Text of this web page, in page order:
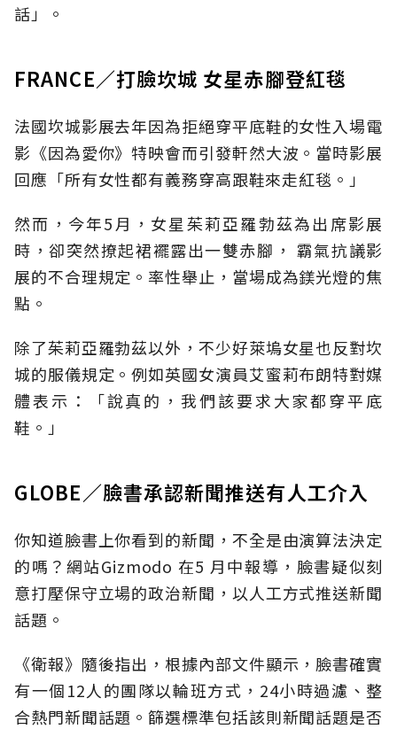
話」。
FRANCE／打臉坎城 女星赤腳登紅毯
法國坎城影展去年因為拒絕穿平底鞋的女性入場電
影《因為愛你》特映會而引發軒然大波。當時影展
回應「所有女性都有義務穿高跟鞋來走紅毯。」
然而，今年5月，女星茱莉亞羅勃茲為出席影展
時，卻突然撩起裙襬露出一雙赤腳， 霸氣抗議影
展的不合理規定。率性舉止，當場成為鎂光燈的焦
點。
除了茱莉亞羅勃茲以外，不少好萊塢女星也反對坎
城的服儀規定。例如英國女演員艾蜜莉布朗特對媒
體表示：「說真的，我們該要求大家都穿平底
鞋。」
GLOBE／臉書承認新聞推送有人工介入
你知道臉書上你看到的新聞，不全是由演算法決定
的嗎？網站Gizmodo 在5 月中報導，臉書疑似刻
意打壓保守立場的政治新聞，以人工方式推送新聞
話題。
《衛報》隨後指出，根據內部文件顯示，臉書確實
有一個12人的團隊以輪班方式，24小時過濾、整
合熱門新聞話題。篩選標準包括該則新聞話題是否